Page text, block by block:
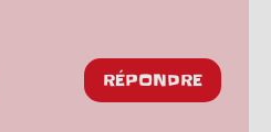
les réactions
RÉPONDRE